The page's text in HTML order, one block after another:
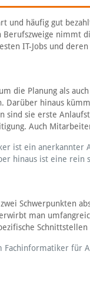
und häufig gut
nimmt
IT-Jobs und deren
die Planung als
Darüber hinaus
sind sie erste
Auch
ist ein
hinaus ist eine rein
Schwerpunkten
man
Fachinformatiker für